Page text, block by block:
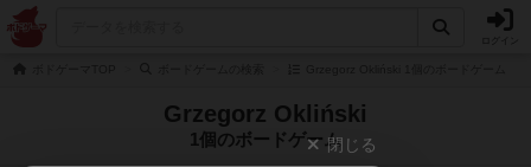
Grzegorz Okliński
1個のボードゲーム閉じる